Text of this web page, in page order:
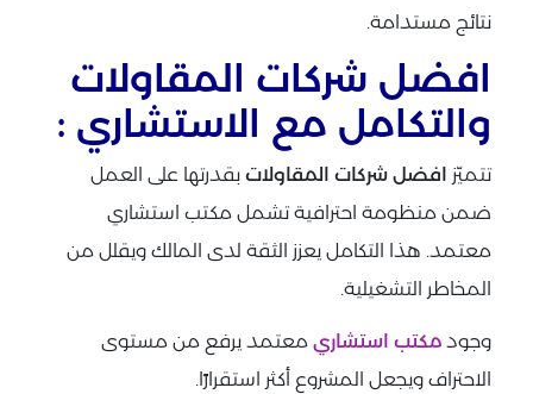
نتائج مستدامة.
افضل شركات المقاولات
والتكامل مع الاستشاري :
تتميّز افضل شركات المقاولات بقدرتها على العمل
ضمن منظومة احترافية تشمل مكتب استشاري
معتمد. هذا التكامل يعزز الثقة لدى المالك ويقلل من
المخاطر التشغيلية.
وجود مكتب استشاري معتمد يرفع من مستوى
الاحتراف ويجعل المشروع أكثر استقرارًا.